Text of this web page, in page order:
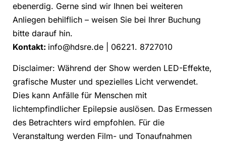
ebenerdig. Gerne sind wir Ihnen bei weiteren
Anliegen behilflich – weisen Sie bei Ihrer Buchung
bitte darauf hin.
Kontakt: info@hdsre.de | 06221. 8727010
Disclaimer: Während der Show werden LED-Effekte,
grafische Muster und spezielles Licht verwendet.
Dies kann Anfälle für Menschen mit
lichtempfindlicher Epilepsie auslösen. Das Ermessen
des Betrachters wird empfohlen. Für die
Veranstaltung werden Film- und Tonaufnahmen